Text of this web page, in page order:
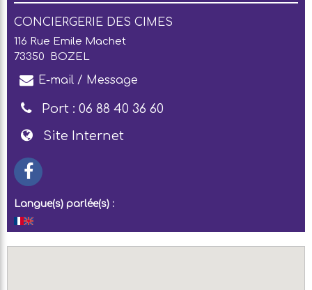
CONCIERGERIE DES CIMES
116 Rue Emile Machet
73350 BOZEL
E-mail / Message
Port : 06 88 40 36 60
Site Internet
Langue(s) parlée(s) :